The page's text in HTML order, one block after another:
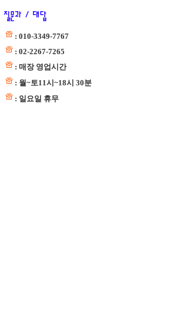
: 010-3349-7767
: 02-2267-7265
: 매장 영업시간
: 월~토11시~18시 30분
: 일요일 휴무